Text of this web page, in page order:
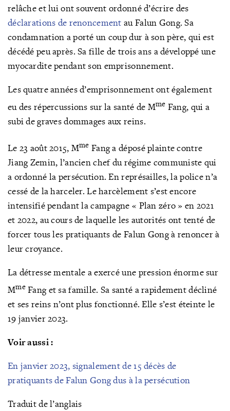
relâche et lui ont souvent ordonné d’écrire des
déclarations de renoncement au Falun Gong. Sa
condamnation a porté un coup dur à son père, qui est
décédé peu après. Sa fille de trois ans a développé une
myocardite pendant son emprisonnement.
Les quatre années d’emprisonnement ont également
eu des répercussions sur la santé de Mme Fang, qui a
subi de graves dommages aux reins.
Le 23 août 2015, Mme Fang a déposé plainte contre
Jiang Zemin, l’ancien chef du régime communiste qui
a ordonné la persécution. En représailles, la police n’a
cessé de la harceler. Le harcèlement s’est encore
intensifié pendant la campagne « Plan zéro » en 2021
et 2022, au cours de laquelle les autorités ont tenté de
forcer tous les pratiquants de Falun Gong à renoncer à
leur croyance.
La détresse mentale a exercé une pression énorme sur
MmeFang et sa famille. Sa santé a rapidement décliné
et ses reins n’ont plus fonctionné. Elle s’est éteinte le
19 janvier 2023.
Voir aussi :
En janvier 2023, signalement de 15 décès de
pratiquants de Falun Gong dus à la persécution
Traduit de l’anglais